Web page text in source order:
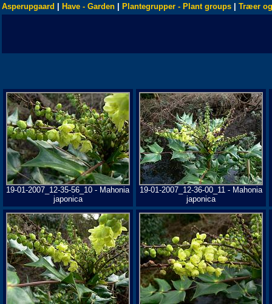
Asperupgaard Have - Garden Plantegrupper - Plant groups Træer
19-01-2007_12-35-56_10 - Mahonia
japonica
19-01-2007_12-36-00_11 - Mahonia
japonica